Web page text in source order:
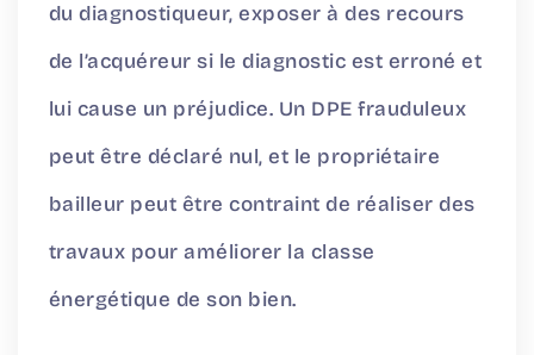
du diagnostiqueur, exposer à des recours
de l’acquéreur si le diagnostic est erroné et
lui cause un préjudice. Un DPE frauduleux
peut être déclaré nul, et le propriétaire
bailleur peut être contraint de réaliser des
travaux pour améliorer la classe
énergétique de son bien.